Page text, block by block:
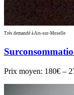
Très demandé à Ars-sur-Moselle
Prix moyen: 180€ –